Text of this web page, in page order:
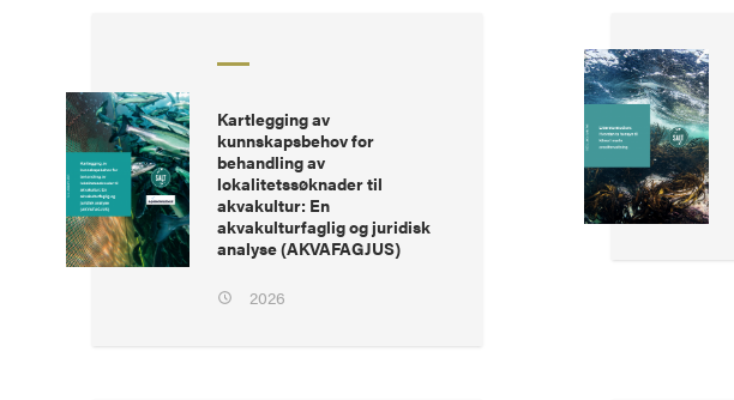
Kartlegging av
kunnskapsbehov for
behandling av
lokalitetssøknader til
akvakultur: En
akvakulturfaglig og juridisk
analyse (AKVAFAGJUS)
2026